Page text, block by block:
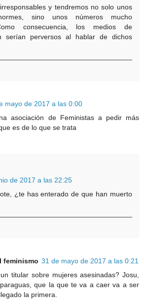
y tendremos no solo unos
sino unos números mucho
consecuencia, los medios de
serían perversos al hablar de dichos
mayo de 2017 a las 0:00
asociación de Feministas a pedir más
es de lo que se trata
de 2017 a las 22:25
¿te has enterado de que han muerto
feminismo 31 de mayo de 2017 a las 0:21
titular sobre mujeres asesinadas? Josu,
que la que te va a caer va a ser
la primera.